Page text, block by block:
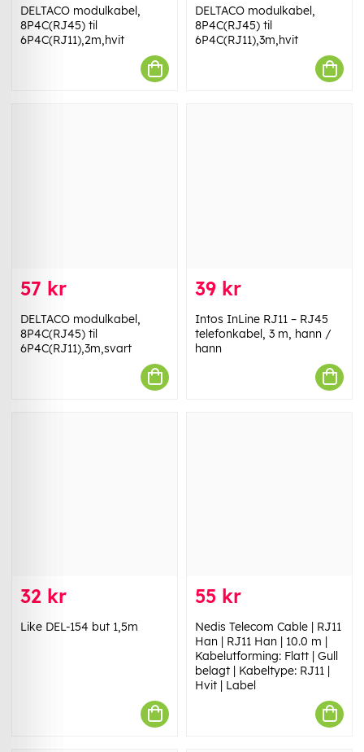
DELTACO modulkabel,
8P4C(RJ45) til
6P4C(RJ11),2m,hvit
DELTACO modulkabel,
8P4C(RJ45) til
6P4C(RJ11),3m,hvit
57 kr
DELTACO modulkabel,
8P4C(RJ45) til
6P4C(RJ11),3m,svart
39 kr
Intos InLine RJ11 – RJ45
telefonkabel, 3 m, hann /
hann
32 kr
Like DEL-154 but 1,5m
55 kr
Nedis Telecom Cable | RJ11
Han | RJ11 Han | 10.0 m |
Kabelutforming: Flatt | Gull
belagt | Kabeltype: RJ11 |
Hvit | Label